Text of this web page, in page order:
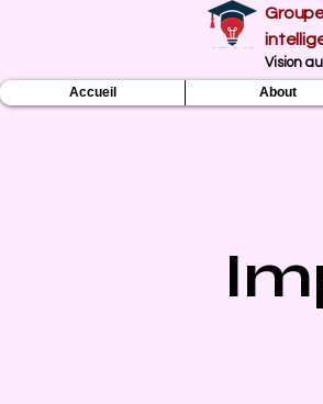
Vision
Accueil About